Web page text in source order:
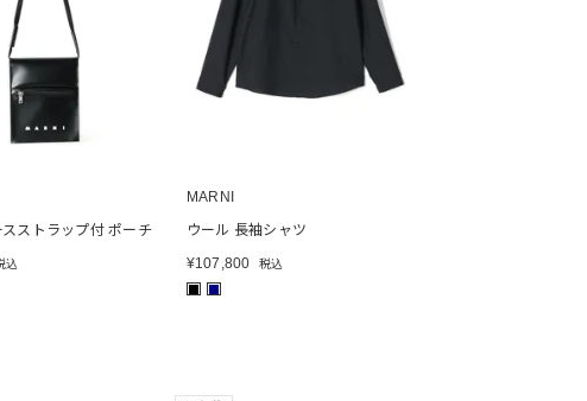
スストラップ付 ポーチ
込
MARNI
ウール 長袖シャツ
¥107,800 税込
■ ■